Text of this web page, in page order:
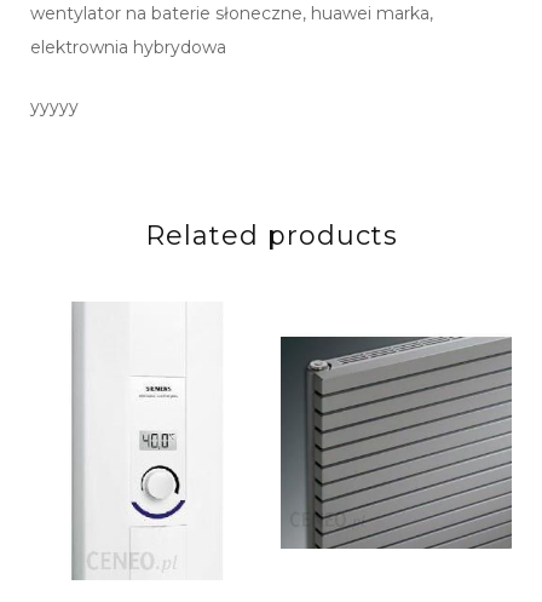
wentylator na baterie słoneczne, huawei marka,
elektrownia hybrydowa
yyyyy
Related products